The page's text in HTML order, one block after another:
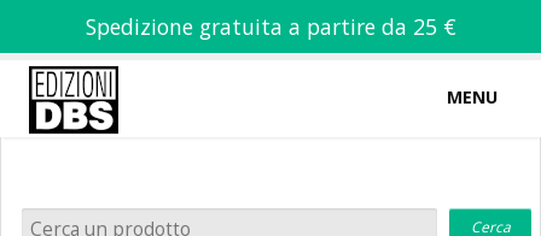
Spedizione gratuita a partire da 25 €
MENU